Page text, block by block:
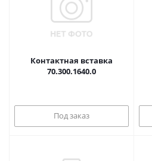
Контактная вставка
70.300.1640.0
Под заказ